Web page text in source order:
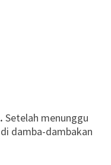
Setelah menunggu
damba-dambakan